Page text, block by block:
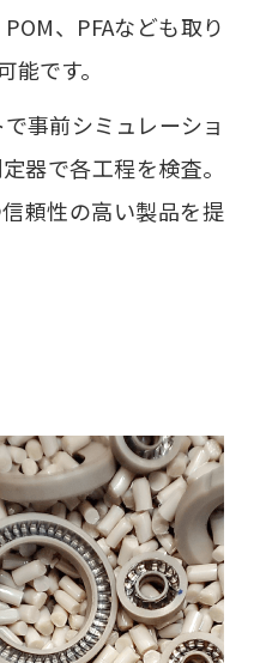
、PFAなども取り
です。
事前シミュレーショ
器で各工程を検査。
頼性の高い製品を提